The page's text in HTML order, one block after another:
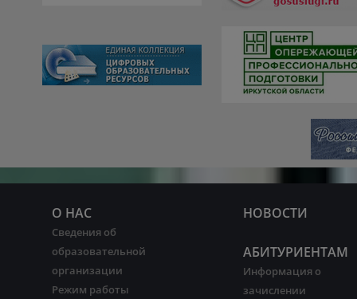
О НАС
Сведения об
образовательной
организации
Режим работы
НОВОСТИ
АБИТУРИЕНТАМ
Информация о
зачислении